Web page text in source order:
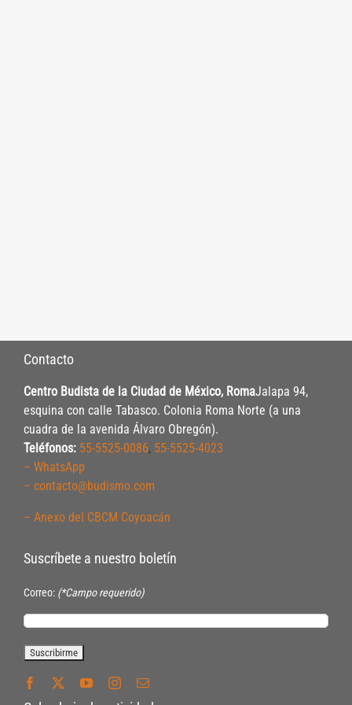
Contacto
Centro Budista de la Ciudad de México, RomaJalapa 94,
esquina con calle Tabasco. Colonia Roma Norte (a una
cuadra de la avenida Álvaro Obregón).
Teléfonos: 55-5525-0086, 55-5525-4023
– WhatsApp
– contacto@budismo.com
– Anexo del CBCM Coyoacán
Suscríbete a nuestro boletín
Correo: (*Campo requerido)